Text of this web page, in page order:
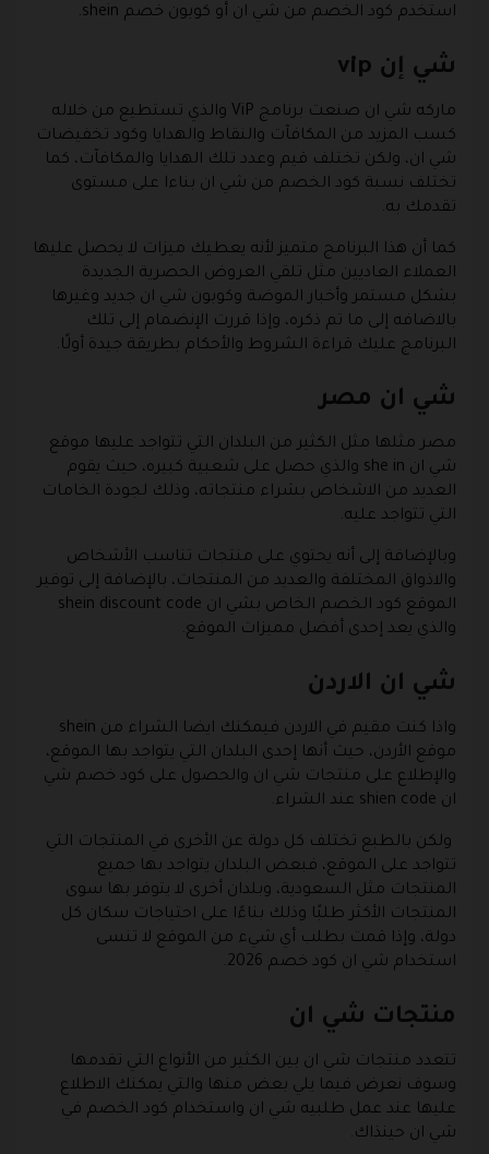
استخدم كود الخصم من شي ان أو كوبون خصم shein.
شي إن vip
ماركه شي ان صنعت برنامج ViP والذي تستطيع من خلاله
كسب المزيد من المكافآت والنقاط والهدايا وكود تخفيضات
شي ان، ولكن تختلف قيم وعدد تلك الهدايا والمكافآت، كما
تختلف نسبة كود الخصم من شي ان بناءا على مستوى
تقدمك به.
كما أن هذا البرنامج متميز لأنه يعطيك ميزات لا يحصل عليها
العملاء العاديين مثل تلقي العروض الحصرية الجديدة
بشكل مستمر وأخبار الموضة وكوبون شي ان جديد وغيرها
بالاضافه إلى ما تم ذكره، وإذا قررت الإنضمام إلى تلك
البرنامج عليك قراءة الشروط والأحكام بطريقة جيدة أولًا.
شي ان مصر
مصر مثلها مثل الكثير من البلدان التي تتواجد عليها موقع
شي ان she in والذي حصل على شعبية كبيره، حيث يقوم
العديد من الاشخاص بشراء منتجاته، وذلك لجودة الخامات
التي تتواجد عليه.
وبالإضافة إلى أنه يحتوي على منتجات تناسب الأشخاص
والاذواق المختلفة والعديد من المنتجات، بالإضافة إلى توفير
الموقع كود الخصم الخاص بشي ان shein discount code
والذي يعد إحدى أفضل مميزات الموقع.
شي ان الاردن
واذا كنت مقيم في الاردن فيمكنك ايضا الشراء من shein
موقع الأردن، حيث أنها إحدى البلدان التي يتواجد بها الموقع،
والإطلاع على منتجات شي ان والحصول على كود خصم شي
ان shien code عند الشراء.
ولكن بالطبع تختلف كل دولة عن الأخرى في المنتجات التي
تتواجد على الموقع، فبعض البلدان يتواجد بها جميع
المنتجات مثل السعودية، وبلدان أخرى لا يتوفر بها سوى
المنتجات الأكثر طلبًا وذلك بناءًا على احتياجات سكان كل
دولة، وإذا قمت بطلب أي شيء من الموقع لا تنسى
استخدام شي ان كود خصم 2026.
منتجات شي ان
تتعدد منتجات شي ان بين الكثير من الأنواع التي تقدمها
وسوف نعرض فيما يلي بعض منها والتي يمكنك الاطلاع
عليها عند عمل طلبيه شي ان واستخدام كود الخصم في
شي ان حينذاك.